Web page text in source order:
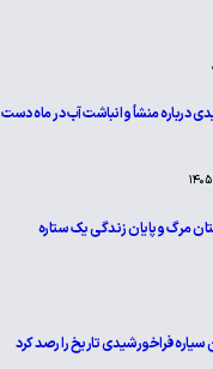
درباره منشأ و انباشت آب در ماه دست
مرگ و پایان زندگی یک ستاره‌
فراخورشیدی تاریخ را رصد کرد